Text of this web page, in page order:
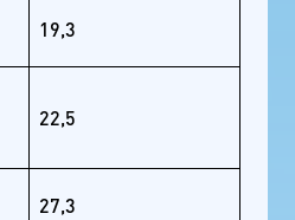
19,3
22,5
27,3